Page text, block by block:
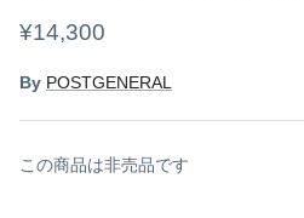
コーヒー
ミュージック
コーヒーを淹れる
¥14,300
By POSTGENERAL
この商品は非売品です